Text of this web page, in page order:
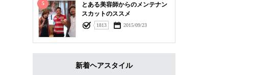
5
とある美容師からのメンテナン
スカットのススメ
1813 2015/09/23
新着ヘアスタイル